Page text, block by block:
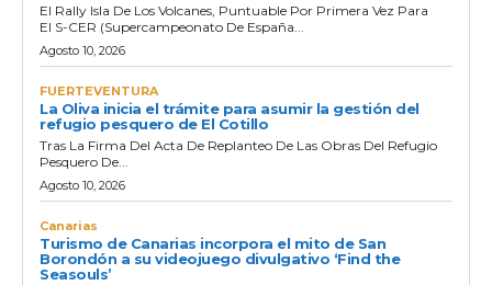
El Rally Isla De Los Volcanes, Puntuable Por Primera Vez Para
El S-CER (Supercampeonato De España...
Agosto 10, 2026
FUERTEVENTURA
La Oliva inicia el trámite para asumir la gestión del
refugio pesquero de El Cotillo
Tras La Firma Del Acta De Replanteo De Las Obras Del Refugio
Pesquero De...
Agosto 10, 2026
Canarias
Turismo de Canarias incorpora el mito de San
Borondón a su videojuego divulgativo ‘Find the
Seasouls’